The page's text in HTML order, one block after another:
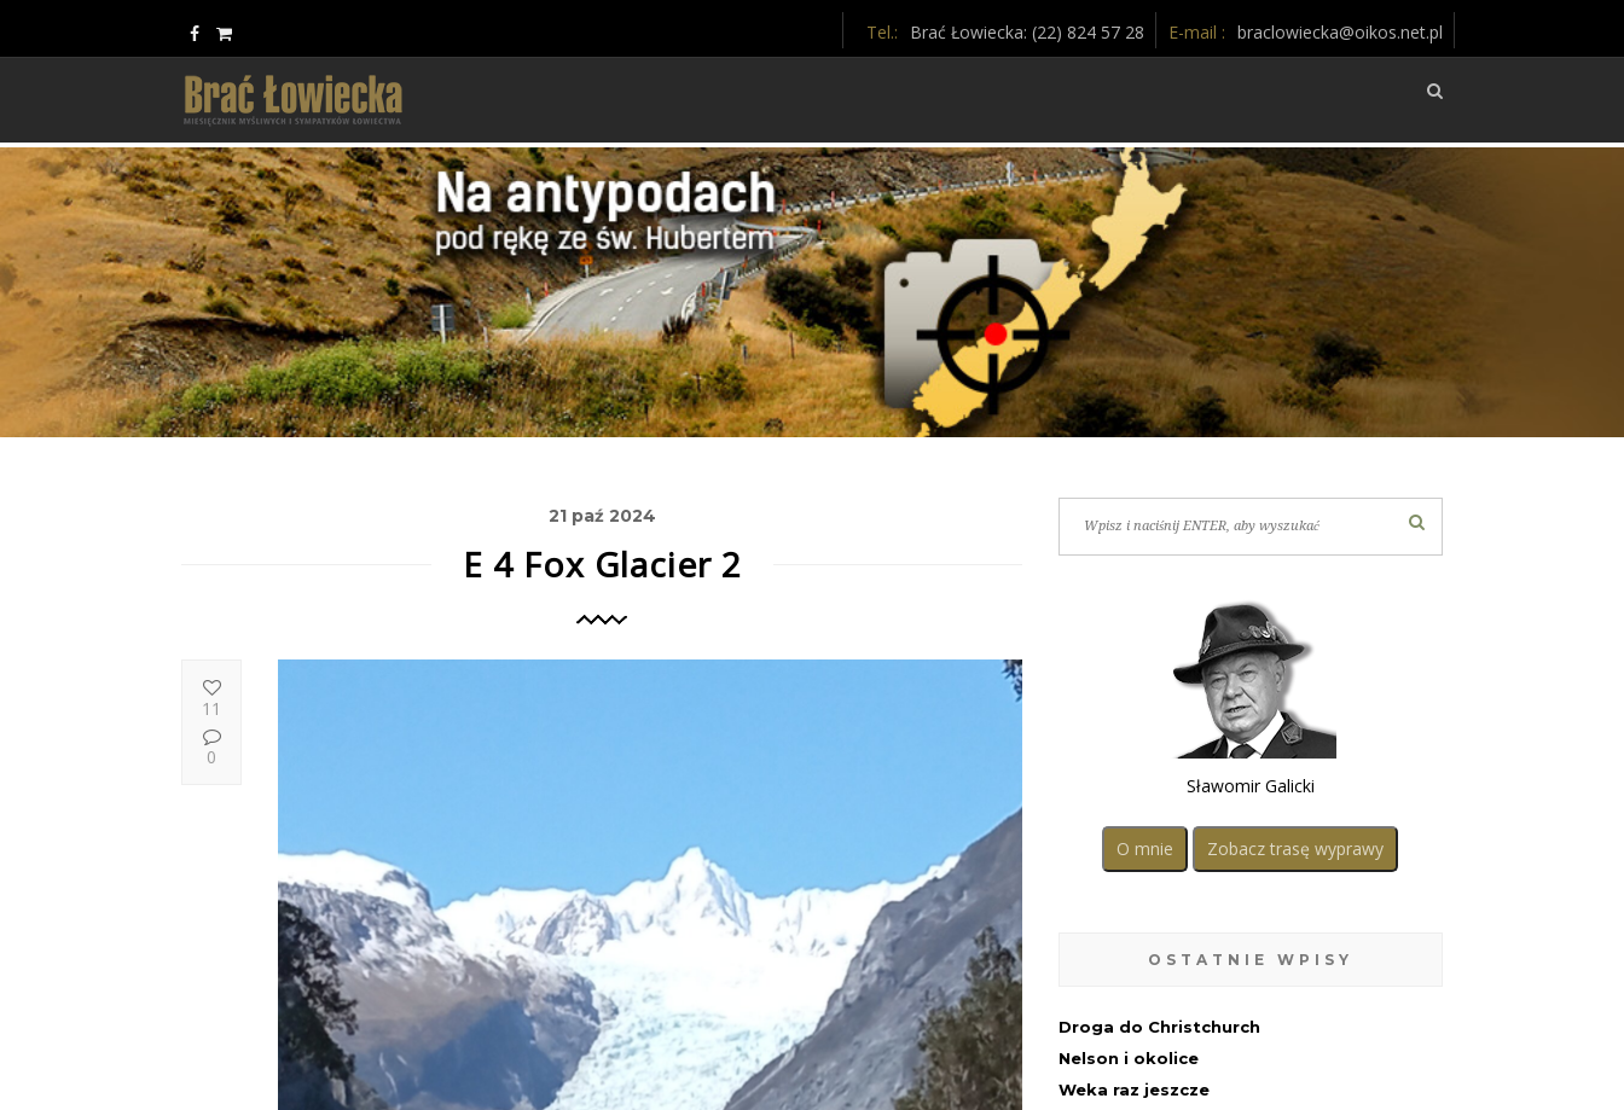
Tel.:
Brać Łowiecka: (22) 824 57 28 E-mail : braclowiecka@oikos.net.pl
21 paź 2024
E 4 Fox Glacier 2
11
0
Sławomir Galicki
O mnie Zobacz trasę wyprawy
OSTATNIE WPISY
Droga do Christchurch
Nelson i okolice
Weka raz jeszcze